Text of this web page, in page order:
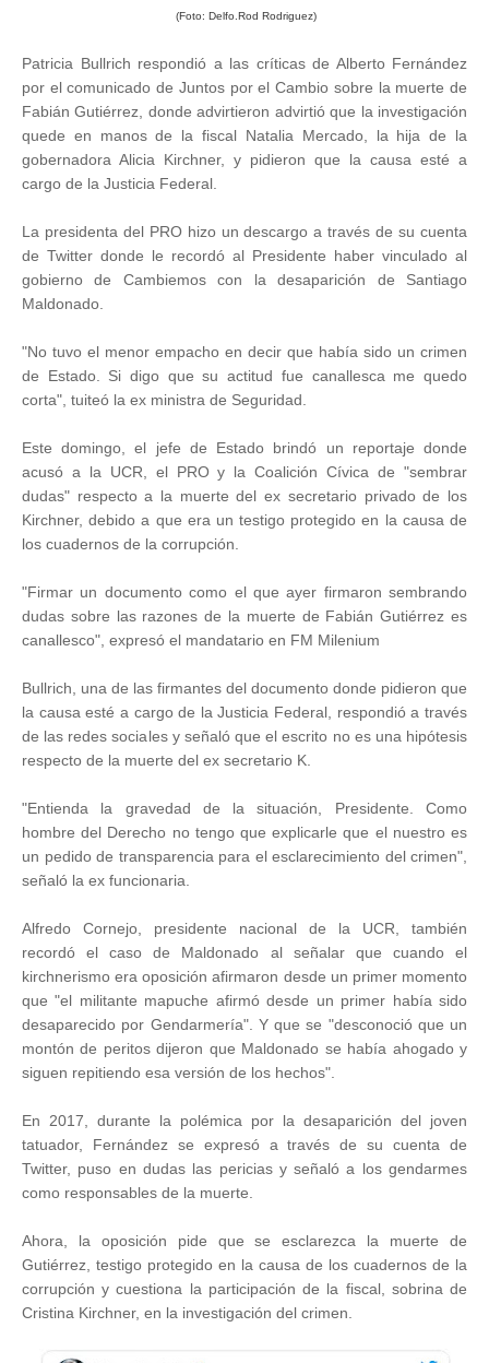
(Foto: Delfo.Rod Rodriguez)
Patricia Bullrich respondió a las críticas de Alberto Fernández
por el comunicado de Juntos por el Cambio sobre la muerte de
Fabián Gutiérrez, donde advirtieron advirtió que la investigación
quede en manos de la fiscal Natalia Mercado, la hija de la
gobernadora Alicia Kirchner, y pidieron que la causa esté a
cargo de la Justicia Federal.
La presidenta del PRO hizo un descargo a través de su cuenta
de Twitter donde le recordó al Presidente haber vinculado al
gobierno de Cambiemos con la desaparición de Santiago
Maldonado.
"No tuvo el menor empacho en decir que había sido un crimen
de Estado. Si digo que su actitud fue canallesca me quedo
corta", tuiteó la ex ministra de Seguridad.
Este domingo, el jefe de Estado brindó un reportaje donde
acusó a la UCR, el PRO y la Coalición Cívica de "sembrar
dudas" respecto a la muerte del ex secretario privado de los
Kirchner, debido a que era un testigo protegido en la causa de
los cuadernos de la corrupción.
"Firmar un documento como el que ayer firmaron sembrando
dudas sobre las razones de la muerte de Fabián Gutiérrez es
canallesco", expresó el mandatario en FM Milenium
Bullrich, una de las firmantes del documento donde pidieron que
la causa esté a cargo de la Justicia Federal, respondió a través
de las redes sociales y señaló que el escrito no es una hipótesis
respecto de la muerte del ex secretario K.
"Entienda la gravedad de la situación, Presidente. Como
hombre del Derecho no tengo que explicarle que el nuestro es
un pedido de transparencia para el esclarecimiento del crimen",
señaló la ex funcionaria.
Alfredo Cornejo, presidente nacional de la UCR, también
recordó el caso de Maldonado al señalar que cuando el
kirchnerismo era oposición afirmaron desde un primer momento
que "el militante mapuche afirmó desde un primer había sido
desaparecido por Gendarmería". Y que se "desconoció que un
montón de peritos dijeron que Maldonado se había ahogado y
siguen repitiendo esa versión de los hechos".
En 2017, durante la polémica por la desaparición del joven
tatuador, Fernández se expresó a través de su cuenta de
Twitter, puso en dudas las pericias y señaló a los gendarmes
como responsables de la muerte.
Ahora, la oposición pide que se esclarezca la muerte de
Gutiérrez, testigo protegido en la causa de los cuadernos de la
corrupción y cuestiona la participación de la fiscal, sobrina de
Cristina Kirchner, en la investigación del crimen.